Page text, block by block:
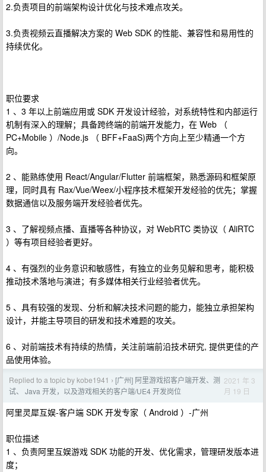
2.负责项目的前端架构设计优化与技术难点攻关。
3.负责视频云直播解决方案的 Web SDK 的性能、兼容性和易用性的
持续优化。
职位要求
1 、3 年以上前端应用或 SDK 开发设计经验，对系统特性和内部运行
机制有深入的理解；具备跨终端的前端开发能力，在 Web （
PC+Mobile ）/Node.js （ BFF+FaaS)两个方向上至少精通一个方
向。
2 、能熟练使用 React/Angular/Flutter 前端框架，熟悉源码和框架原
理，同时具有 Rax/Vue/Weex/小程序技术框架开发经验的优先；掌握
数据通信以及服务端开发经验者优先。
3 、了解视频点播、直播等各种协议，对 WebRTC 类协议（ AliRTC
）等有项目经验者更好。
4 、有强烈的业务意识和敏感性，有独立的业务见解和思考，能积极
推动技术落地与演进；有多媒体相关行业经验者优先。
5 、具有较强的发现、分析和解决技术问题的能力，能独立承担架构
设计，并能主导项目的研发和技术难题的攻关。
6 、对前端技术有持续的热情，关注前端前沿技术研究, 提供更佳的产
品使用体验。
Replied to a topic by kobe1941 › [广州] 阿里游戏招客户端开发、测
试、 Java 开发，以及游戏相关的客户端/UE4 开发岗位
2021 年 3
月 19 日
阿里灵犀互娱-客户端 SDK 开发专家（ Android ）-广州
职位描述
1 、负责阿里互娱游戏 SDK 功能的开发、优化需求，管理研发版本进
度；